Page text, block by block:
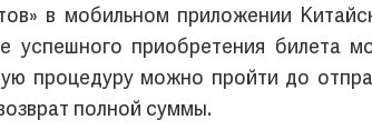
в мобильном приложении
успешного приобретения билета
процедуру можно пройти до
полной суммы.